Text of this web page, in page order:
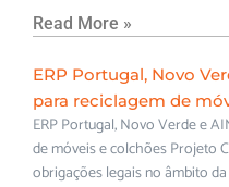
Read More »
ERP Portugal, Novo
para reciclagem de
ERP Portugal, Novo Verde e
de móveis e colchões Projeto
obrigações legais no âmbito da